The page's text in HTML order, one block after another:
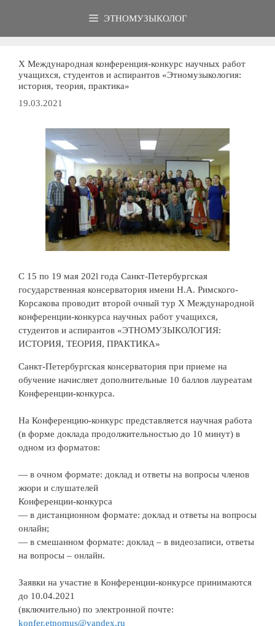
ЭТНОМУЗЫКОЛОГ
Х Международная конференция-конкурс научных работ
учащихся, студентов и аспирантов «Этномузыкология:
история, теория, практика»
19.03.2021
С 15 по 19 мая 202l года Санкт-Петербургская
государственная консерватория имени Н.А. Римского-
Корсакова проводит второй очный тур Х Международной
конференции-конкурса научных работ учащихся,
студентов и аспирантов «ЭТНОМУЗЫКОЛОГИЯ:
ИСТОРИЯ, ТЕОРИЯ, ПРАКТИКА»
Санкт-Петербургская консерватория при приеме на
обучение начисляет дополнительные 10 баллов лауреатам
Конференции-конкурса.
На Конференцию-конкурс представляется научная работа
(в форме доклада продолжительностью до 10 минут) в
одном из форматов:
— в очном формате: доклад и ответы на вопросы членов
жюри и слушателей
Конференции-конкурса
— в дистанционном формате: доклад и ответы на вопросы
онлайн;
— в смешанном формате: доклад – в видеозаписи, ответы
на вопросы – онлайн.
Заявки на участие в Конференции-конкурсе принимаются
до 10.04.2021
(включительно) по электронной почте:
konfer.etnomus@yandex.ru